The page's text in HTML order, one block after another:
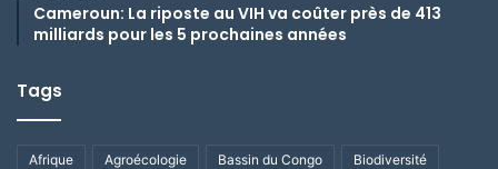
Cameroun: La riposte au VIH va coûter près de 413
milliards pour les 5 prochaines années
Tags
Afrique Agroécologie Bassin du Congo Biodiversité